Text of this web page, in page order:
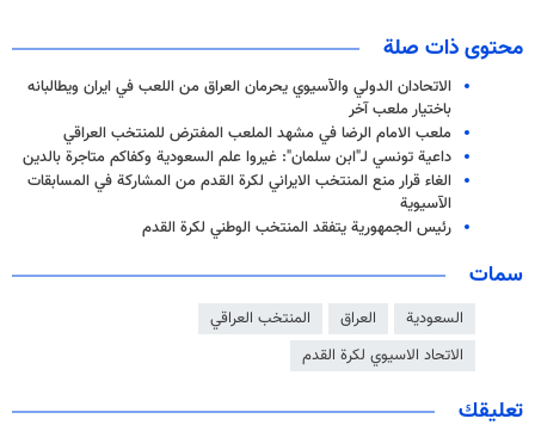
محتوى ذات صلة
الاتحادان الدولي والآسيوي يحرمان العراق من اللعب في ايران ويطالبانه
باختيار ملعب آخر
ملعب الامام الرضا في مشهد الملعب المفترض للمنتخب العراقي
داعية تونسي لـ"ابن سلمان": غيروا علم السعودية وكفاكم متاجرة بالدين
الغاء قرار منع المنتخب الايراني لكرة القدم من المشاركة في المسابقات
الآسيوية
رئيس الجمهورية يتفقد المنتخب الوطني لكرة القدم
سمات
السعودية العراق
المنتخب العراقي
الاتحاد الاسيوي لكرة القدم
تعليقك